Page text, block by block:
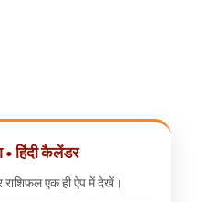
हिंदी कैलेंडर
राशिफल एक ही ऐप में देखें।